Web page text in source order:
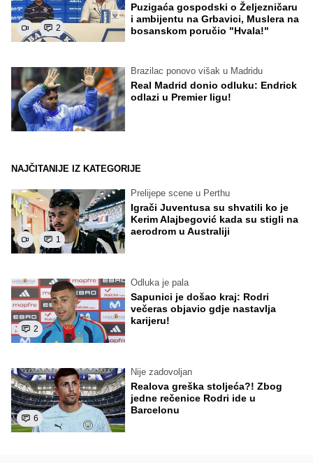
2
Puzigaća gospodski o Željezničaru
i ambijentu na Grbavici, Muslera na
bosanskom poručio "Hvala!"
Brazilac ponovo višak u Madridu
Real Madrid donio odluku: Endrick
odlazi u Premier ligu!
NAJČITANIJE IZ KATEGORIJE
1
Prelijepe scene u Perthu
Igrači Juventusa su shvatili ko je
Kerim Alajbegović kada su stigli na
aerodrom u Australiji
2
Odluka je pala
Sapunici je došao kraj: Rodri
večeras objavio gdje nastavlja
karijeru!
6
Nije zadovoljan
Realova greška stoljeća?! Zbog
jedne rečenice Rodri ide u
Barcelonu